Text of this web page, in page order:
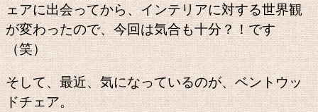
ェアに出会ってから、インテリアに対する世界観
が変わったので、今回は気合も十分？！です
（笑）
そして、最近、気になっているのが、ベントウッ
ドチェア。